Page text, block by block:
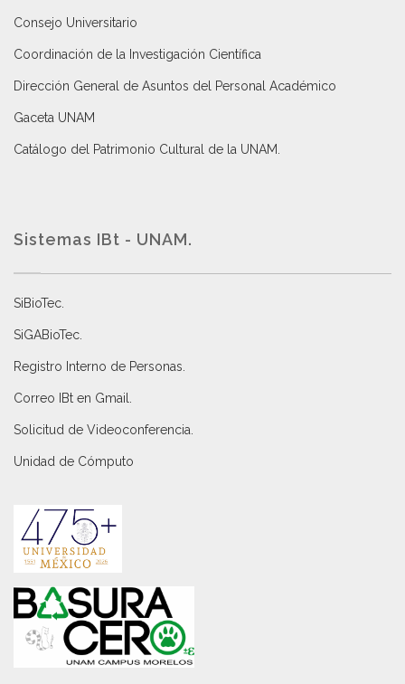
Consejo Universitario
Coordinación de la Investigación Científica
Dirección General de Asuntos del Personal Académico
Gaceta UNAM
Catálogo del Patrimonio Cultural de la UNAM.
Sistemas IBt - UNAM.
SiBioTec.
SiGABioTec.
Registro Interno de Personas.
Correo IBt en Gmail.
Solicitud de Videoconferencia.
Unidad de Cómputo